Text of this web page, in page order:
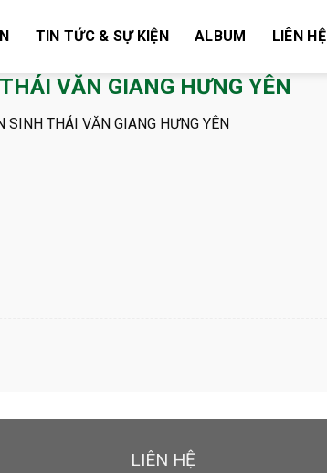
TIN TỨC & SỰ KIỆN ALBUM LIÊN HỆ
VĂN GIANG HƯNG YÊN
THÁI VĂN GIANG HƯNG YÊN
LIÊN HỆ